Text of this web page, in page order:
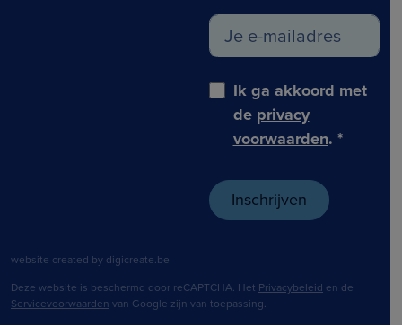
Ik ga akkoord met
de privacy
voorwaarden. *
website created by digicreate.be
Deze website is beschermd door reCAPTCHA. Het Privacybeleid en de
Servicevoorwaarden van Google zijn van toepassing.